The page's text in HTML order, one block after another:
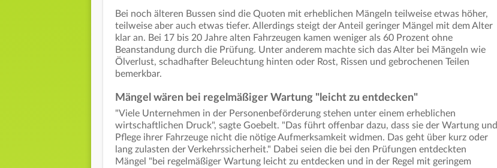
Bei noch älteren Bussen sind die Quoten mit erheblichen Mängeln teilweise etwas höher,
teilweise aber auch etwas tiefer. Allerdings steigt der Anteil geringer Mängel mit dem Alter
klar an. Bei 17 bis 20 Jahre alten Fahrzeugen kamen weniger als 60 Prozent ohne
Beanstandung durch die Prüfung. Unter anderem machte sich das Alter bei Mängeln wie
Ölverlust, schadhafter Beleuchtung hinten oder Rost, Rissen und gebrochenen Teilen
bemerkbar.
Mängel wären bei regelmäßiger Wartung "leicht zu entdecken"
"Viele Unternehmen in der Personenbeförderung stehen unter einem erheblichen
wirtschaftlichen Druck", sagte Goebelt. "Das führt offenbar dazu, dass sie der Wartung und
Pflege ihrer Fahrzeuge nicht die nötige Aufmerksamkeit widmen. Das geht über kurz oder
lang zulasten der Verkehrssicherheit." Dabei seien die bei den Prüfungen entdeckten
Mängel "bei regelmäßiger Wartung leicht zu entdecken und in der Regel mit geringem